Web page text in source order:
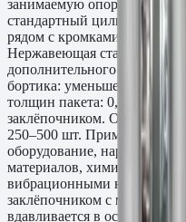
занимаемую опорную
стандартный
рядом с кромками, в
Нержавеющая сталь A2 —
дополнительного
бортика: уменьшенный,
толщин пакета: 0,5–3,0 мм.
заклёпочником. Отверстие
250–500 шт. Применение:
оборудование, наружные
материалов, химическое и
вибрационными
заклёпочником с
вдавливается в основание